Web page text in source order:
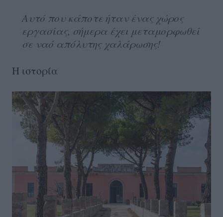
Αυτό που κάποτε ήταν ένας χώρος
εργασίας, σήμερα έχει μεταμορφωθεί
σε ναό απόλυτης χαλάρωσης!
Η ιστορία